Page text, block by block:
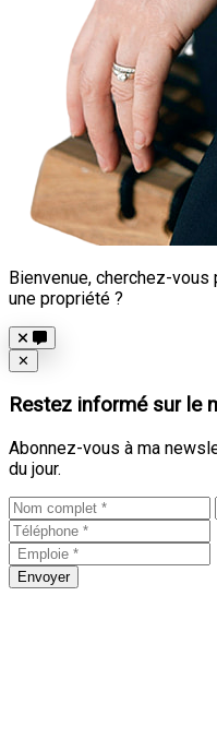
Bienvenue, cherchez-
une propriété ?
Close
✕
Restez informé sur le
Abonnez-vous à ma
du jour.
Envoyer